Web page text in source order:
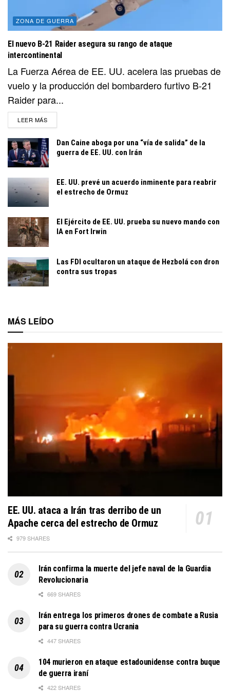
ZONA DE GUERRA
El nuevo B-21 Raider asegura su rango de ataque
intercontinental
La Fuerza Aérea de EE. UU. acelera las pruebas de
vuelo y la producción del bombardero furtivo B-21
Raider para...
LEER MÁSDETAILS
Dan Caine aboga por una “vía de salida” de la
guerra de EE. UU. con Irán
EE. UU. prevé un acuerdo inminente para reabrir
el estrecho de Ormuz
El Ejército de EE. UU. prueba su nuevo mando con
IA en Fort Irwin
Las FDI ocultaron un ataque de Hezbolá con dron
contra sus tropas
MÁS LEÍDO
EE. UU. ataca a Irán tras derribo de un
Apache cerca del estrecho de Ormuz
979 SHARES
Irán confirma la muerte del jefe naval de la Guardia
Revolucionaria
669 SHARES
Irán entrega los primeros drones de combate a Rusia
para su guerra contra Ucrania
447 SHARES
104 murieron en ataque estadounidense contra buque
de guerra iraní
422 SHARES